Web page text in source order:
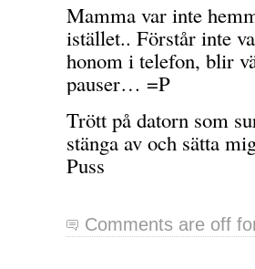
Mamma var inte
istället.. Förstår inte
honom i telefon, blir
pauser… =P
Trött på datorn som
stänga av och sätta
Puss
Comments are off